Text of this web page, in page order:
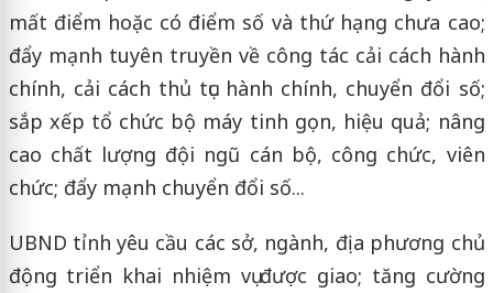
mất điểm hoặc có điểm số và thứ hạng chưa cao;
đẩy mạnh tuyên truyền về công tác cải cách hành
chính, cải cách thủ tục hành chính, chuyển đổi số;
sắp xếp tổ chức bộ máy tinh gọn, hiệu quả; nâng
cao chất lượng đội ngũ cán bộ, công chức, viên
chức; đẩy mạnh chuyển đổi số...
UBND tỉnh yêu cầu các sở, ngành, địa phương chủ
động triển khai nhiệm vụ được giao; tăng cường